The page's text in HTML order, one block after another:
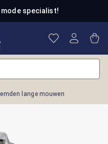
specialist!
Je hebt 0
lange mouwen